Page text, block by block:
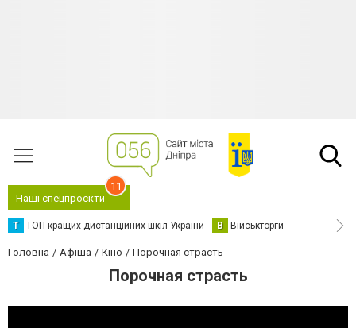
Наші спецпроєкти
11
Т ТОП кращих дистанційних шкіл України В Військторги
Головна Афіша Кіно Порочная страсть
Порочная страсть